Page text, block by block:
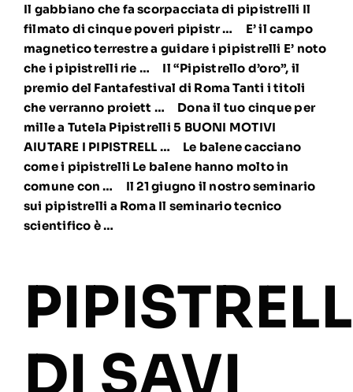
Il gabbiano che fa scorpacciata di pipistrelli Il
filmato di cinque poveri pipistr … E’ il campo
magnetico terrestre a guidare i pipistrelli E’ noto
che i pipistrelli rie … Il “Pipistrello d’oro”, il
premio del Fantafestival di Roma Tanti i titoli
che verranno proiett … Dona il tuo cinque per
mille a Tutela Pipistrelli 5 BUONI MOTIVI
AIUTARE I PIPISTRELL … Le balene cacciano
come i pipistrelli Le balene hanno molto in
comune con … Il 21 giugno il nostro seminario
sui pipistrelli a Roma Il seminario tecnico
scientifico è …
DI SAVI